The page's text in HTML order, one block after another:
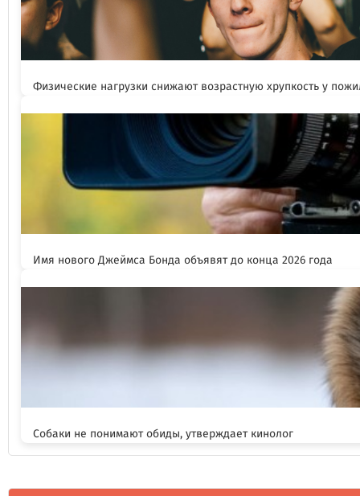
Физические нагрузки снижают возрастную хрупкость у
Имя нового Джеймса Бонда объявят до конца 2026 года
Собаки не понимают обиды, утверждает кинолог